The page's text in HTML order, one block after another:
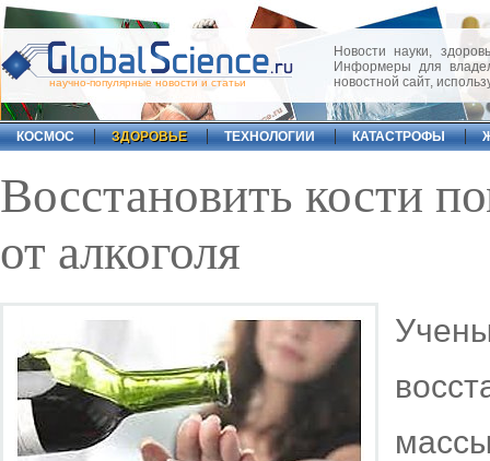
научно-популярные новости и статьи
Новости науки,
Информеры для
новостной сайт,
КОСМОС ЗДОРОВЬЕ ТЕХНОЛОГИИ КАТАСТРОФЫ
Восстановить кости
от алкоголя